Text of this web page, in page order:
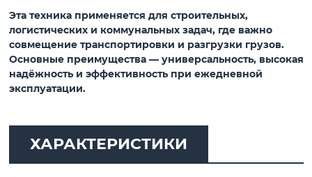
Эта техника применяется для строительных,
логистических и коммунальных задач, где важно
совмещение транспортировки и разгрузки грузов.
Основные преимущества — универсальность, высокая
надёжность и эффективность при ежедневной
эксплуатации.
ХАРАКТЕРИСТИКИ